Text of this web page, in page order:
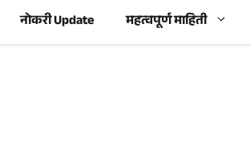
नोकरी Update महत्वपूर्ण माहिती